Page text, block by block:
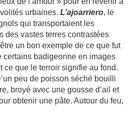
urbaines. L’ajoarriero, le
qui transportaient les
des vastes terres contrastées
un bon exemple de ce que fut
certains badigeonne en images
ce que le terroir signifie au fond.
peu de poisson séché bouilli
broyé avec une gousse d’ail et
obtenir une pâte. Autour du feu,